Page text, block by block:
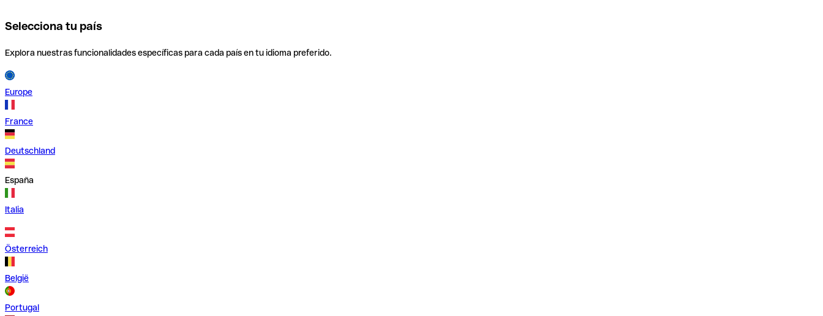
Selecciona tu país
Explora nuestras funcionalidades específicas para cada país en tu idioma preferido.
Europe
France
Deutschland
España
Italia
Österreich
België
Portugal